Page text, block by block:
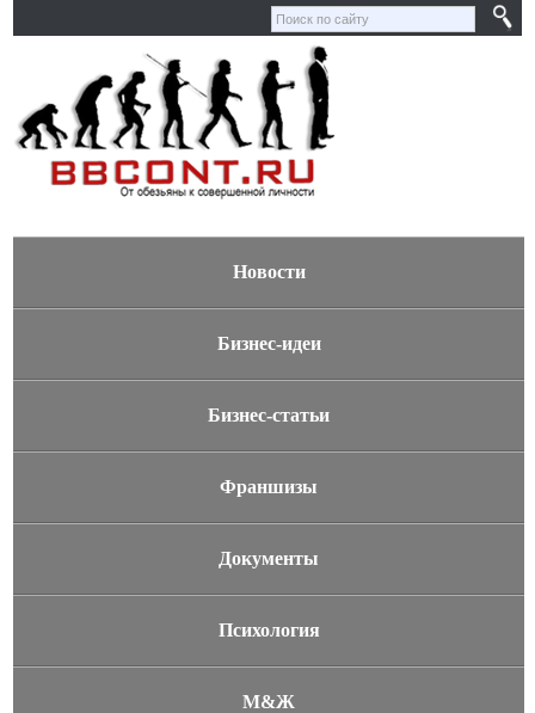
Новости
Бизнес-идеи
Бизнес-статьи
Франшизы
Документы
Психология
М&Ж